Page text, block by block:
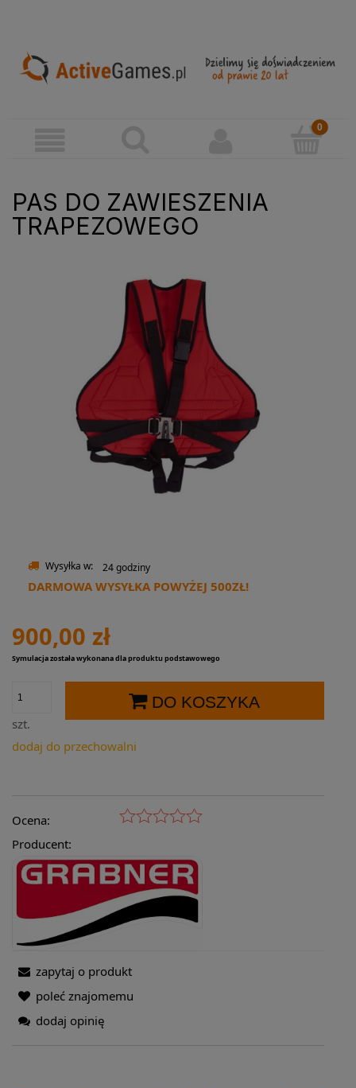
PAS DO ZAWIESZENIA
TRAPEZOWEGO
Wysyłka w: 24 godziny
DARMOWA WYSYŁKA POWYŻEJ 500ZŁ!
900,00 zł
Symulacja została wykonana dla produktu podstawowego
szt.
DO KOSZYKA
dodaj do przechowalni
Ocena:
Producent:
zapytaj o produkt
poleć znajomemu
dodaj opinię